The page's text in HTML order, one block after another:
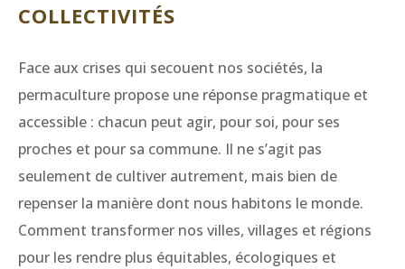
COLLECTIVITÉS
Face aux crises qui secouent nos sociétés, la
permaculture propose une réponse pragmatique et
accessible : chacun peut agir, pour soi, pour ses
proches et pour sa commune. Il ne s’agit pas
seulement de cultiver autrement, mais bien de
repenser la manière dont nous habitons le monde.
Comment transformer nos villes, villages et régions
pour les rendre plus équitables, écologiques et